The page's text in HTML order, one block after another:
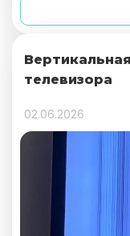
телевизора
02.06.2026